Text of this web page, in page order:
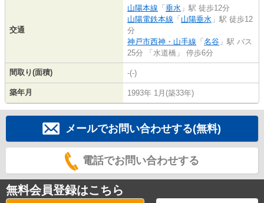
交通
山陽本線 「 垂水 」駅 徒歩12分
山陽電鉄本線 「 山陽垂水 」駅 徒歩12
分
神戸市西神・山手線 「 名谷 」駅 バス
25分 「水道橋」 停歩6分
間取り(面積) -(-)
築年月 1993年 1月(築33年)
メールでお問い合わせする(無料)
電話でお問い合わせする
無料会員登録はこちら